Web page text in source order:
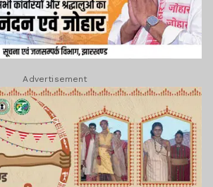
Advertisement